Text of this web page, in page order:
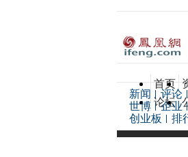
首页
论坛
新闻 评论
世博
企业
创业板
排